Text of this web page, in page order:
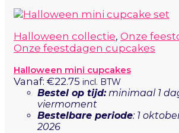
Halloween collectie, Onze
Onze feestdagen cupcakes
Halloween mini cupcakes
Vanaf: €22.75 incl. BTW
Bestel op tijd:minimaal 1
viermoment
Bestelbare periode: 1
2026